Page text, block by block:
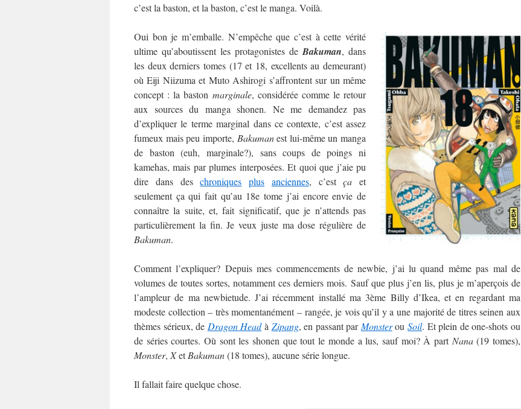
c’est la baston, et la baston, c’est le manga. Voilà.
Oui bon je m’emballe. N’empêche que c’est à cette vérité
ultime qu’aboutissent les protagonistes de Bakuman, dans
les deux derniers tomes (17 et 18, excellents au demeurant)
où Eiji Niizuma et Muto Ashirogi s’affrontent sur un même
concept : la baston marginale, considérée comme le retour
aux sources du manga shonen. Ne me demandez pas
d’expliquer le terme marginal dans ce contexte, c’est assez
fumeux mais peu importe, Bakumanest lui-même un manga
de baston (euh, marginale?), sans coups de poings ni
kamehas, mais par plumes interposées. Et quoi que j’aie pu
dire dans deschroniques plus anciennes, c’estça et
seulement ça qui fait qu’au 18e tome j’ai encore envie de
connaître la suite, et, fait significatif, que je n’attends pas
particulièrement la fin. Je veux juste ma dose régulière de
Bakuman.
Comment l’expliquer? Depuis mes commencements de newbie, j’ai lu quand même pas mal de
volumes de toutes sortes, notamment ces derniers mois. Sauf que plus j’en lis, plus je m’aperçois de
l’ampleur de ma newbietude. J’ai récemment installé ma 3ème Billy d’Ikea, et en regardant ma
modeste collection – très momentanément – rangée, je vois qu’il y a une majorité de titres seinen aux
thèmes sérieux, de Dragon Headà Zipang, en passant par MonsterouSoil. Et plein de one-shots ou
de séries courtes. Où sont les shonen que tout le monde a lus, sauf moi? À part Nana(19 tomes),
Monster, XetBakuman(18 tomes), aucune série longue.
Il fallait faire quelque chose.